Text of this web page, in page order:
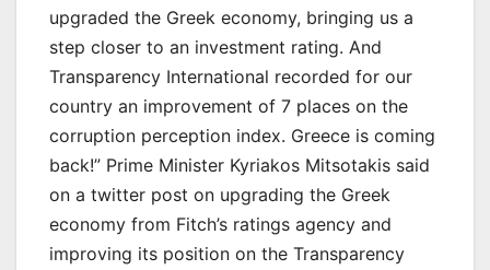
upgraded the Greek economy, bringing us a
step closer to an investment rating. And
Transparency International recorded for our
country an improvement of 7 places on the
corruption perception index. Greece is coming
back!” Prime Minister Kyriakos Mitsotakis said
on a twitter post on upgrading the Greek
economy from Fitch’s ratings agency and
improving its position on the Transparency